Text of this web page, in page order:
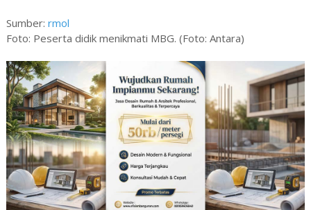
Sumber: rmol
Foto: Peserta didik menikmati MBG. (Foto: Antara)